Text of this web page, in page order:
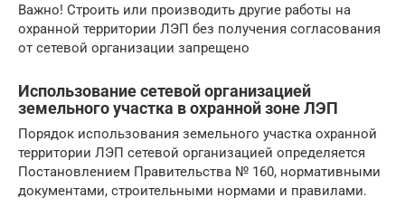
Важно! Строить или производить другие работы на
охранной территории ЛЭП без получения согласования
от сетевой организации запрещено
Использование сетевой организацией
земельного участка в охранной зоне ЛЭП
Порядок использования земельного участка охранной
территории ЛЭП сетевой организацией определяется
Постановлением Правительства № 160, нормативными
документами, строительными нормами и правилами.